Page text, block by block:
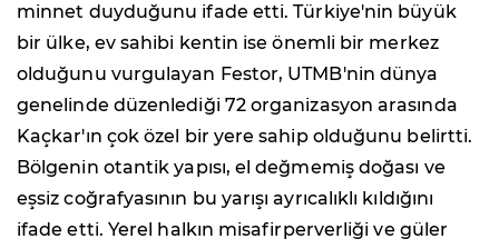
minnet duyduğunu ifade etti. Türkiye'nin büyük
bir ülke, ev sahibi kentin ise önemli bir merkez
olduğunu vurgulayan Festor, UTMB'nin dünya
genelinde düzenlediği 72 organizasyon arasında
Kaçkar'ın çok özel bir yere sahip olduğunu belirtti.
Bölgenin otantik yapısı, el değmemiş doğası ve
eşsiz coğrafyasının bu yarışı ayrıcalıklı kıldığını
ifade etti. Yerel halkın misafirperverliği ve güler